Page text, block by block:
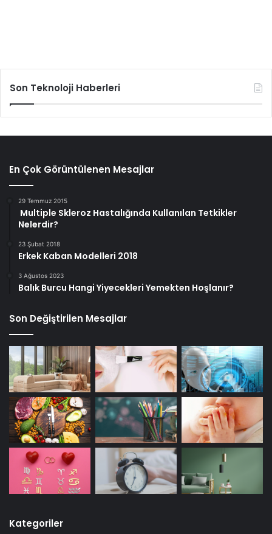
Son Teknoloji Haberleri
En Çok Görüntülenen Mesajlar
29 Temmuz 2015
Multiple Skleroz Hastalığında Kullanılan Tetkikler
Nelerdir?
23 Şubat 2018
Erkek Kaban Modelleri 2018
3 Ağustos 2023
Balık Burcu Hangi Yiyecekleri Yemekten Hoşlanır?
Son Değiştirilen Mesajlar
Kategoriler